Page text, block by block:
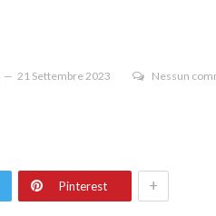
21 Settembre 2023 Nessun
Pinterest +